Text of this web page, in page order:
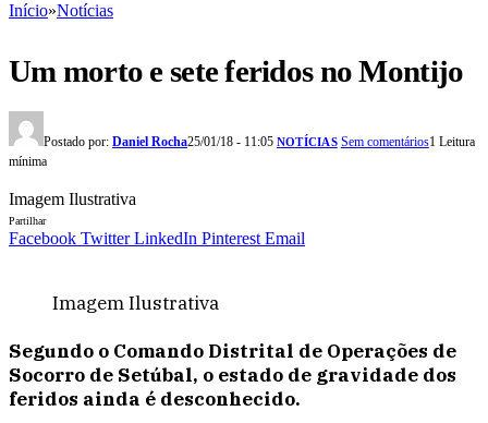
Início»Notícias
Um morto e sete feridos no Montijo
Postado por: Daniel Rocha25/01/18 - 11:05 NOTÍCIAS Sem comentários1 Leitura
mínima
Imagem Ilustrativa
Partilhar
Facebook Twitter LinkedIn Pinterest Email
Imagem Ilustrativa
Segundo o Comando Distrital de Operações de
Socorro de Setúbal, o estado de gravidade dos
feridos ainda é desconhecido.